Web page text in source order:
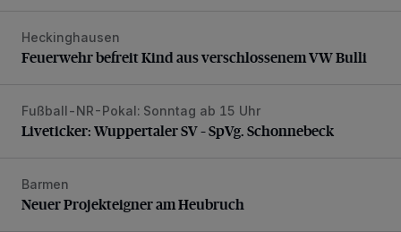
Feuerwehr befreit Kind aus verschlossenem VW Bulli
Heckinghausen
Feuerwehr befreit Kind aus verschlossenem VW Bulli
Liveticker: Wuppertaler SV – SpVg. Schonnebeck
Fußball-NR-Pokal: Sonntag ab 15 Uhr
Liveticker: Wuppertaler SV – SpVg. Schonnebeck
Neuer Projekteigner am Heubruch
Barmen
Neuer Projekteigner am Heubruch